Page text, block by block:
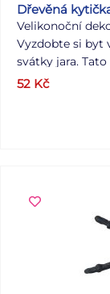
Dřevěná
Velikonoční
Vyzdobte si byt
svátky jara.
umístit na
vajíčky nebo ji
52 Kč